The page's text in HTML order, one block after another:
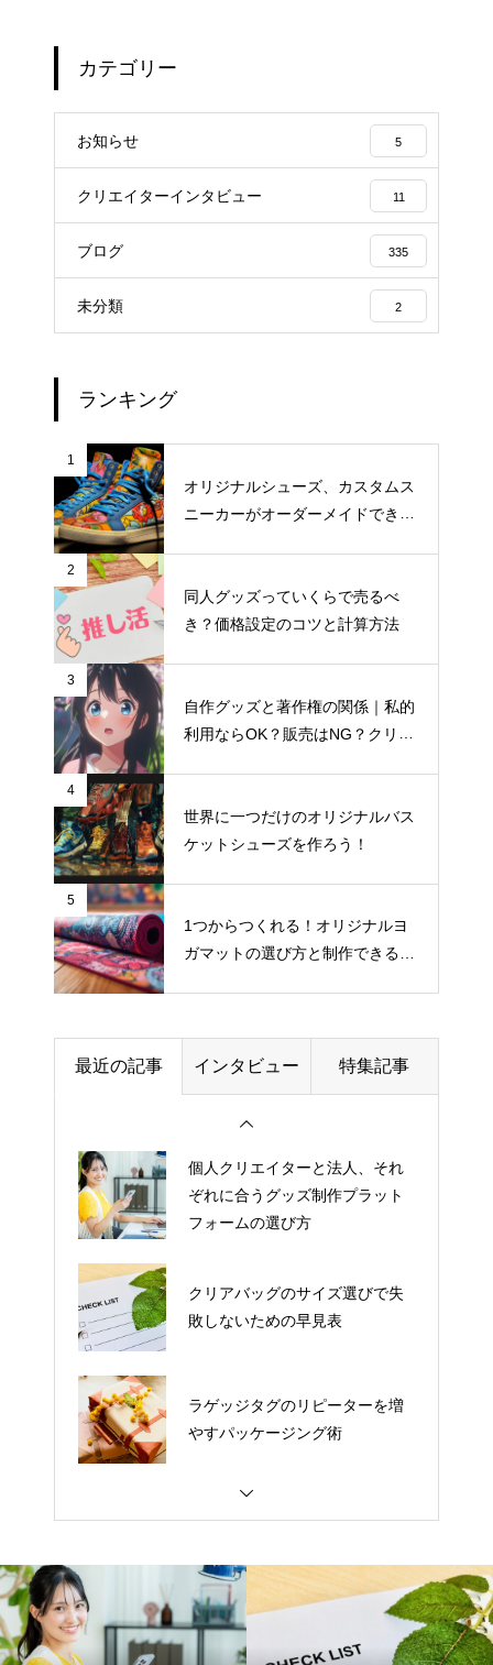
カテゴリー
お知らせ 5
クリエイターインタビュー 11
ブログ 335
未分類 2
ランキング
1
オリジナルシューズ、カスタムス
ニーカーがオーダーメイドできる
2
同人グッズっていくらで売るべ
き？価格設定のコツと計算方法
3
自作グッズと著作権の関係｜私的
利用ならOK？販売はNG？クリエ
4
世界に一つだけのオリジナルバス
ケットシューズを作ろう！
5
1つからつくれる！オリジナルヨ
ガマットの選び方と制作できるお
最近の記事 インタビュー 特集記事
刻印入りタンブラーにロゴを入
AIツールでフェイスタオルのデ
周年イベントの企画担当者が押
ール
オリジナルグッズの在庫リスク
を減らす受注生産という選択
個人クリエイターと法人、それ
ぞれに合うグッズ制作プラット
フォームの選び方
クリアバッグのサイズ選びで失
敗しないための早見表
ラゲッジタグのリピーターを増
やすパッケージング術
トートバッグのリピーターを増
やすパッケージング術